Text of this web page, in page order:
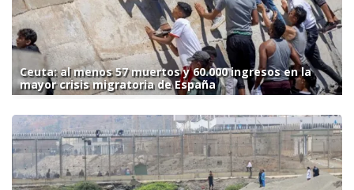
Ceuta: al menos 57 muertos y 60.000 ingresos en la
mayor crisis migratoria de España